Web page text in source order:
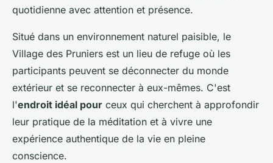
quotidienne avec attention et présence.
Situé dans un environnement naturel paisible, le
Village des Pruniers est un lieu de refuge où les
participants peuvent se déconnecter du monde
extérieur et se reconnecter à eux-mêmes. C'est
l'endroit idéal pour ceux qui cherchent à approfondir
leur pratique de la méditation et à vivre une
expérience authentique de la vie en pleine
conscience.